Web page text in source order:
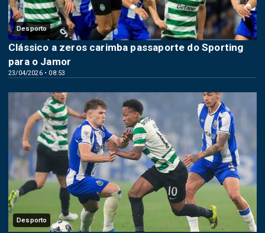
Desporto
23/04/2026 • 08:53
Clássico a zeros carimba passaporte do Sporting
para o Jamor
Desporto